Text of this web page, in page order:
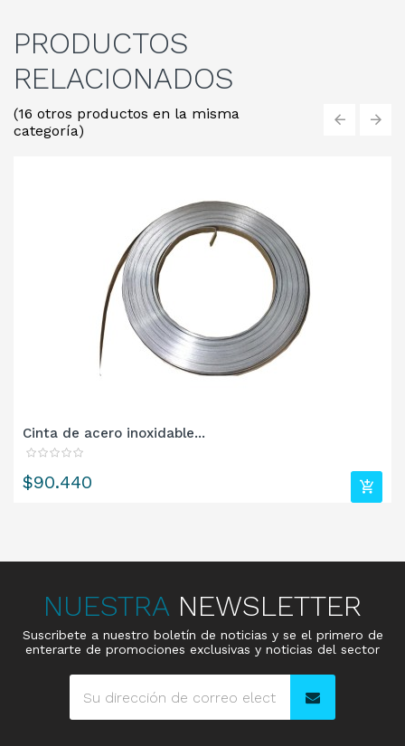
PRODUCTOS
RELACIONADOS
(16 otros productos en la misma
categoría)
Cinta de acero inoxidable...
Precio
$90.440
NUESTRA NEWSLETTER
Suscribete a nuestro boletín de noticias y se el primero de
enterarte de promociones exclusivas y noticias del sector